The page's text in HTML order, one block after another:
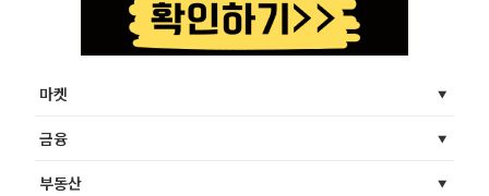
마켓
금융
부동산